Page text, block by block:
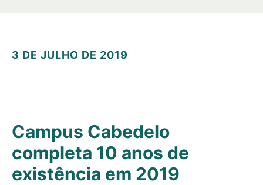
3 DE JULHO DE 2019
Campus Cabedelo
completa 10 anos de
existência em 2019